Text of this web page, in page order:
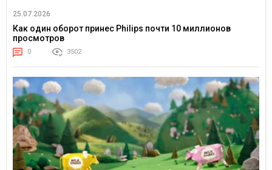
25.07.2026
Как один оборот принес Philips почти 10 миллионов
просмотров
0 3502